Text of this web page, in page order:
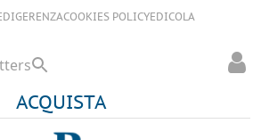
GERENZACOOKIES POLICYEDICOLA
ACQUISTA